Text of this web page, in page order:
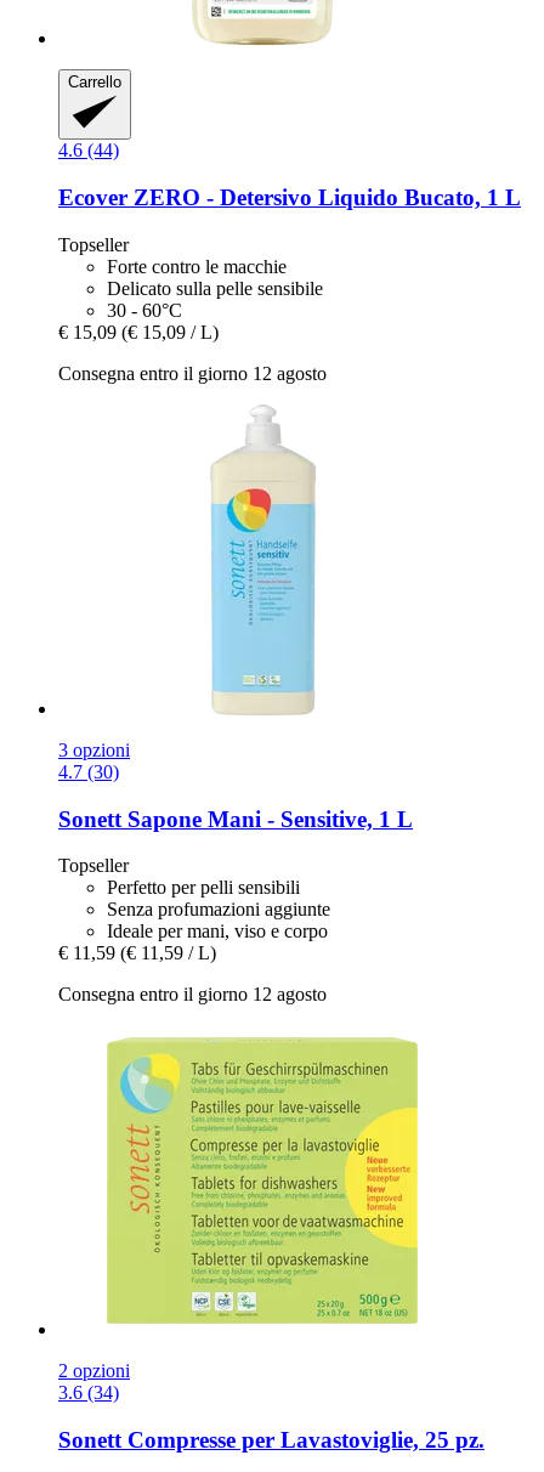
Carrello
4.6 (44)
Ecover ZERO -​ Detersivo Liquido Bucato, 1 L
Topseller
Forte contro le macchie
Delicato sulla pelle sensibile
30 - 60°C
€ 15,09 (€ 15,09 / L)
Consegna entro il giorno 12 agosto
3 opzioni
4.7 (30)
Sonett Sapone Mani -​ Sensitive, 1 L
Topseller
Perfetto per pelli sensibili
Senza profumazioni aggiunte
Ideale per mani, viso e corpo
€ 11,59 (€ 11,59 / L)
Consegna entro il giorno 12 agosto
2 opzioni
3.6 (34)
Sonett Compresse per Lavastoviglie, 25 pz.